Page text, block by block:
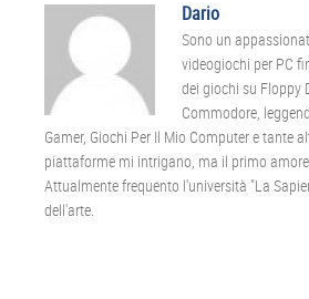
Dario
Sono un
videogiochi per PC
dei giochi su Floppy
Commodore,
Gamer, Giochi Per Il Mio Computer e tante
piattaforme mi intrigano, ma il primo
Attualmente frequento l'università "La
dell'arte.